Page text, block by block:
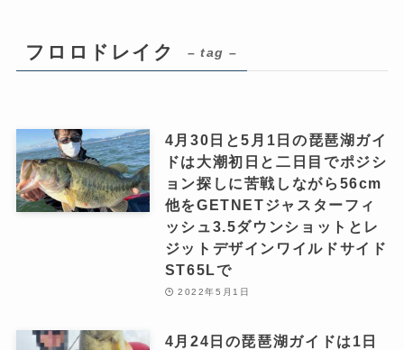
フロロドレイク – tag –
4月30日と5月1日の琵琶湖ガイ
ドは大潮初日と二日目でポジシ
ョン探しに苦戦しながら56cm
他をGETNETジャスターフィ
ッシュ3.5ダウンショットとレ
ジットデザインワイルドサイド
ST65Lで
2022年5月1日
4月24日の琵琶湖ガイドは1日